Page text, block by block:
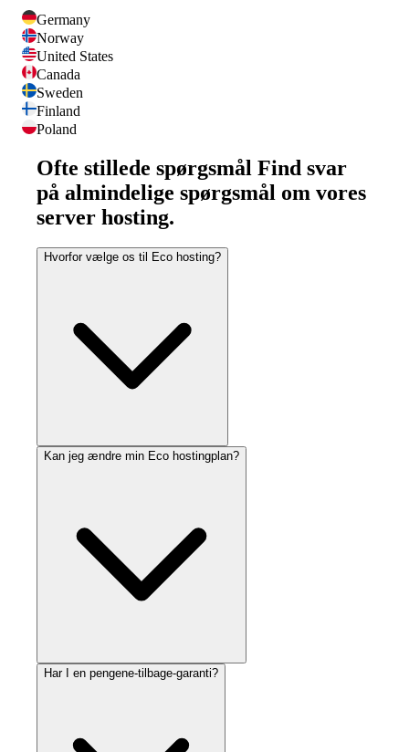
Germany
Norway
United States
Canada
Sweden
Finland
Poland
Ofte stillede spørgsmål Find svar
på almindelige spørgsmål om vores
server hosting.
Hvorfor vælge os til Eco hosting?
Kan jeg ændre min Eco hostingplan?
Har I en pengene-tilbage-garanti?